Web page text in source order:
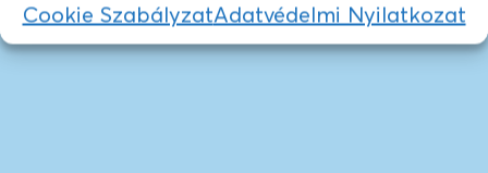
Cookie SzabályzatAdatvédelmi Nyilatkozat